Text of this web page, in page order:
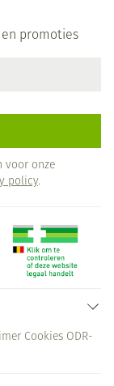
promoties
voor onze
policy.
Cookies ODR-